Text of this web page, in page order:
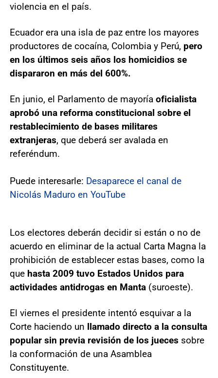
violencia en el país.
Ecuador era una isla de paz entre los mayores
productores de cocaína, Colombia y Perú, pero
en los últimos seis años los homicidios se
dispararon en más del 600%.
En junio, el Parlamento de mayoría oficialista
aprobó una reforma constitucional sobre el
restablecimiento de bases militares
extranjeras, que deberá ser avalada en
referéndum.
Puede interesarle: Desaparece el canal de
Nicolás Maduro en YouTube
Los electores deberán decidir si están o no de
acuerdo en eliminar de la actual Carta Magna la
prohibición de establecer estas bases, como la
que hasta 2009 tuvo Estados Unidos para
actividades antidrogas en Manta (suroeste).
El viernes el presidente intentó esquivar a la
Corte haciendo un llamado directo a la consulta
popular sin previa revisión de los jueces sobre
la conformación de una Asamblea
Constituyente.